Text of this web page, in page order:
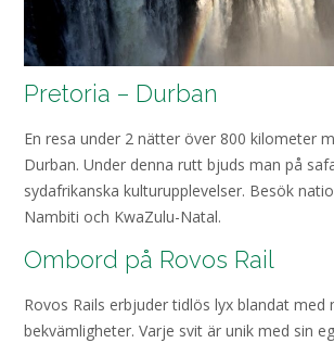
Pretoria – Durban
En resa under 2 nätter över 800 kilometer
Durban. Under denna rutt bjuds man på
sydafrikanska kulturupplevelser. Besök
Nambiti och KwaZulu-Natal.
Ombord på Rovos Rail
Rovos Rails erbjuder tidlös lyx blandat med
bekvämligheter. Varje svit är unik med sin